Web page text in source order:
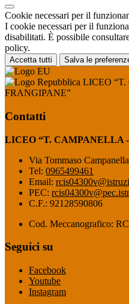
Cookie necessari per il
I cookie necessari per il
disabilitati. È possibile
policy.
Accetta tutti Salva le
LICEO
FRANGIPANE”
Contatti
LICEO “T. CAMPANELLA
Via Tommaso
Tel: 0965499461
Email:
PEC:
C.F.: 92128590806
Cod. Meccanografico:
Seguici su
Facebook
Youtube
Instagram